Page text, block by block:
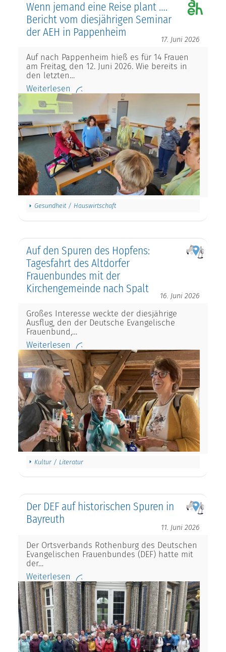
Wenn jemand eine Reise plant ….
Bericht vom diesjährigen Seminar
der AEH in Pappenheim
17. Juni 2026
Auf nach Pappenheim hieß es für 14 Frauen
am Freitag, den 12. Juni 2026. Wie bereits in
den letzten…
Weiterlesen
Gesundheit / Hauswirtschaft
Auf den Spuren des Hopfens:
Tagesfahrt des Altdorfer
Frauenbundes mit der
Kirchengemeinde nach Spalt
16. Juni 2026
Großes Interesse weckte der diesjährige
Ausflug, den der Deutsche Evangelische
Frauenbund,…
Weiterlesen
Kultur / Literatur
Der DEF auf historischen Spuren in
Bayreuth
11. Juni 2026
Der Ortsverbands Rothenburg des Deutschen
Evangelischen Frauenbundes (DEF) hatte mit
der…
Weiterlesen